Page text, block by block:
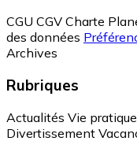
CGU CGV Charte
des données
Archives
Rubriques
Actualités Vie pratique
Divertissement